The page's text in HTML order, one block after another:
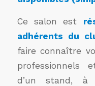
Ce salon est
adhérents du
faire connaître
professionnels
d’un stand,